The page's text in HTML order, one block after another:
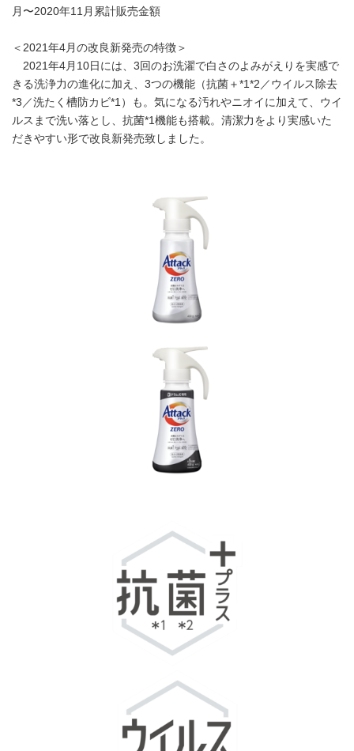
月〜2020年11月累計販売金額
＜2021年4月の改良新発売の特徴＞
2021年4月10日には、3回のお洗濯で白さのよみがえりを実感で
きる洗浄力の進化に加え、3つの機能（抗菌＋*1*2／ウイルス除去
*3／洗たく槽防カビ*1）も。気になる汚れやニオイに加えて、ウイ
ルスまで洗い落とし、抗菌*1機能も搭載。清潔力をより実感いた
だきやすい形で改良新発売致しました。